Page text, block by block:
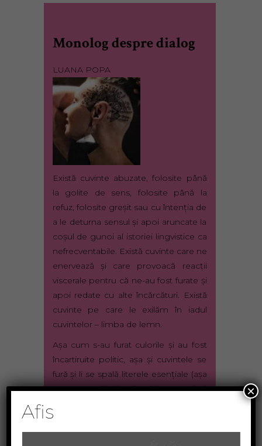
Monolog despre dialog
LUANA POPA
Există cuvinte abuzate, folosite până
la golite de sens, folosite până la
refuz, folosite greşit sau cu întenţia de
a le deturna sensul şi apoi aruncate la
coşul de gunoi al istoriei lingvistice ca
nefrecventabile. Există cuvinte care ne
enervează şi care provoacă reacţii
viscerale pentru că ne-au fost furate şi
apoi redate cu alte încărcături. Există
cuvinte pe care le exilăm în iadul
cuvintelor – limba de lemn.
Aşa cum s-au furat culorile şi au fost
încartiruite politic, aşa şi cuvintele se
fură şi li se spală literele esenţiale (aşa
cum se spală şi creierele), ca apoi să
stridente, şi enervante, şi
respingătoare. Şi măcelul continuă cu
Afis
×